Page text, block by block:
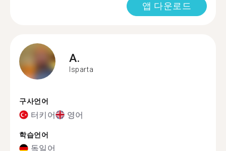
앱 다운로드
A.
Isparta
구사언어
터키어 영어
학습언어
독일어